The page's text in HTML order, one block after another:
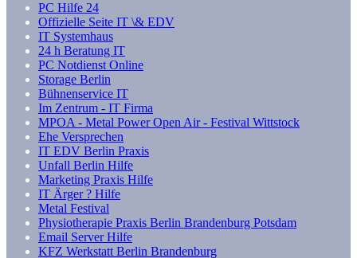
PC Hilfe 24
Offizielle Seite IT \& EDV
IT Systemhaus
24 h Beratung IT
PC Notdienst Online
Storage Berlin
Bühnenservice IT
Im Zentrum - IT Firma
MPOA - Metal Power Open Air - Festival Wittstock
Ehe Versprechen
IT EDV Berlin Praxis
Unfall Berlin Hilfe
Marketing Praxis Hilfe
IT Ärger ? Hilfe
Metal Festival
Physiotherapie Praxis Berlin Brandenburg Potsdam
Email Server Hilfe
KFZ Werkstatt Berlin Brandenburg